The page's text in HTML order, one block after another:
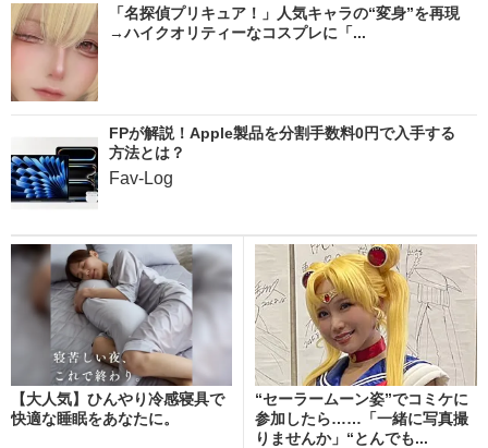
「名探偵プリキュア！」人気キャラの“変身”を再現
→ハイクオリティーなコスプレに「...
FPが解説！Apple製品を分割手数料0円で入手する
方法とは？
Fav-Log
【大人気】ひんやり冷感寝具で
快適な睡眠をあなたに。
“セーラームーン姿”でコミケに
参加したら……「一緒に写真撮
りませんか」“とんでも...